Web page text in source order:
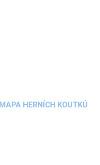
MAPA HERNÍCH KOUTKŮ